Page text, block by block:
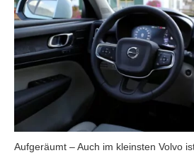
Aufgeräumt – Auch im kleinsten Volvo